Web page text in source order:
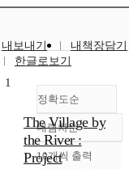
내보내기
내책장담기
한글로보기
정확도순
정확도
순
내림차순
내림차순
10개씩 출력
1
The Village by
the River :
Project